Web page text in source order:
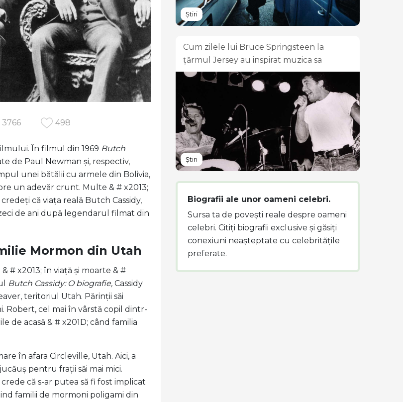
3766 498
În filmul din 1969 Butch
de Paul Newman și, respectiv,
unei bătălii cu armele din Bolivia,
un adevăr crunt. Multe & # x2013;
că viața reală Butch Cassidy,
de ani după legendarul filmat din
Mormon din Utah
# x2013; în viață și moarte & #
Butch Cassidy: O biografie, Cassidy
teritoriul Utah. Părinții săi
Robert, cel mai în vârstă copil dintr-
de acasă & # x201D; când familia
în afara Circleville, Utah. Aici, a
pentru frații săi mai mici.
că s-ar putea să fi fost implicat
familii de mormoni poligami din
Știri
Cum zilele lui Bruce Springsteen la
țărmul Jersey au inspirat muzica sa
Știri
Biografii ale unor oameni celebri.
Sursa ta de povești reale despre oameni
celebri. Citiți biografii exclusive și găsiți
conexiuni neașteptate cu celebritățile
preferate.